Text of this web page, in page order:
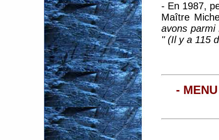
- En 1987,
Maître
avons parmi
" (Il y a 115
-